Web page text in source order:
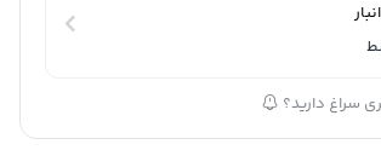
سراغ دارید؟